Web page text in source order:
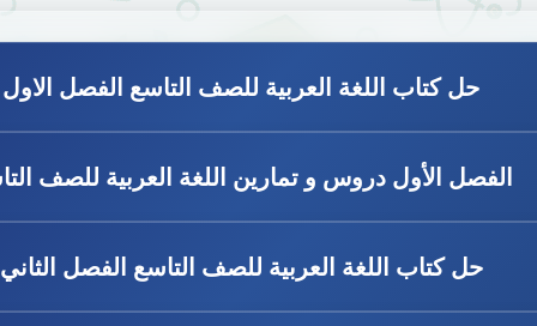
حل كتاب اللغة العربية للصف التاسع الفصل الاول
الفصل الأول دروس و تمارين اللغة العربية للصف
حل كتاب اللغة العربية للصف التاسع الفصل الثاني